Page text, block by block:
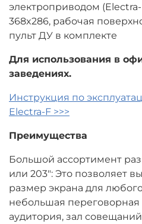
электроприводом (Electra-
368x286, рабочая
пульт ДУ в комплекте
Для использования в
заведениях.
Инструкция по
Electra-F >>>
Преимущества
Большой ассортимент
или 203": Это позволяет
размер экрана для
небольшая переговорная
аудитория, зал